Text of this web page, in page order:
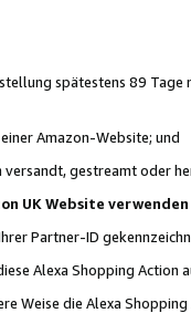
spätestens 89 Tage
Amazon-Website; und
gestreamt oder
UK Website
Partner-ID
Alexa Shopping Action
Weise die Alexa